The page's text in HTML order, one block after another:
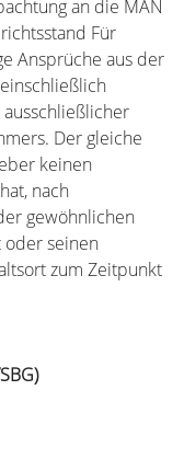
an die MAN
Für
Ansprüche aus der
Der gleiche
keinen
nach
gewöhnlichen
oder seinen
zum Zeitpunkt